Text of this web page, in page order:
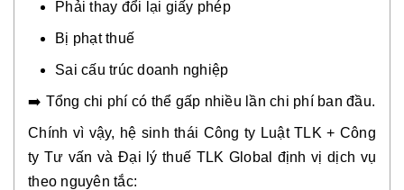
Phải thay đổi lại giấy phép
Bị phạt thuế
Sai cấu trúc doanh nghiệp
➡️ Tổng chi phí có thể gấp nhiều lần chi phí ban đầu.
Chính vì vậy, hệ sinh thái Công ty Luật TLK + Công
ty Tư vấn và Đại lý thuế TLK Global định vị dịch vụ
theo nguyên tắc: